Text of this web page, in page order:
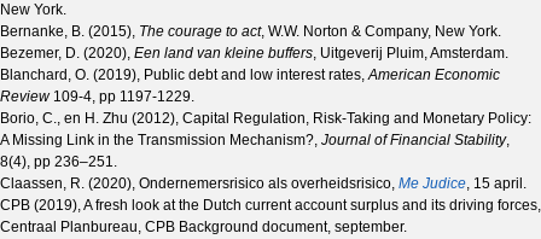
New York.
Bernanke, B. (2015), The courage to act, W.W. Norton & Company, New York.
Bezemer, D. (2020), Een land van kleine buffers, Uitgeverij Pluim, Amsterdam.
Blanchard, O. (2019), Public debt and low interest rates,American Economic
Review109-4, pp 1197-1229.
Borio, C., en H. Zhu (2012), Capital Regulation, Risk-Taking and Monetary Policy:
A Missing Link in the Transmission Mechanism?, Journal of Financial Stability,
8(4), pp 236–251.
Claassen, R. (2020), Ondernemersrisico als overheidsrisico, Me Judice, 15 april.
CPB (2019), A fresh look at the Dutch current account surplus and its driving forces,
Centraal Planbureau, CPB Background document, september.